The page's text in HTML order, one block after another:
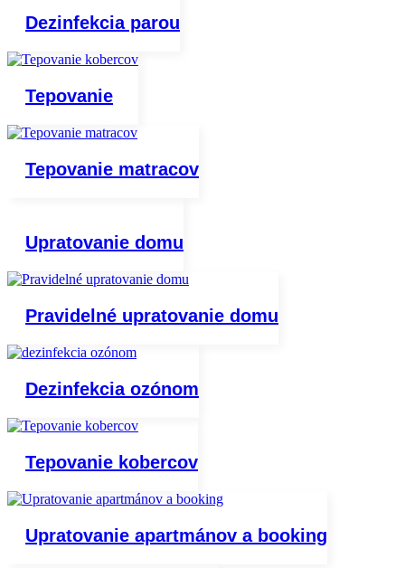
Dezinfekcia parou
Tepovanie
Tepovanie matracov
Upratovanie domu
Pravidelné upratovanie domu
Dezinfekcia ozónom
Tepovanie kobercov
Upratovanie apartmánov a booking